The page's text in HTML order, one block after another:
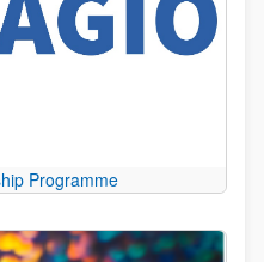
Programme